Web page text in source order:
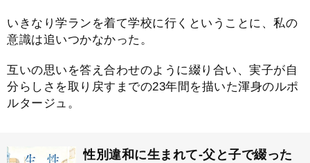
いきなり学ランを着て学校に行くということに、私の
意識は追いつかなかった。
互いの思いを答え合わせのように綴り合い、実子が自
分らしさを取り戻すまでの23年間を描いた渾身のルポ
ルタージュ。
性別違和に生まれて-父と子で綴った